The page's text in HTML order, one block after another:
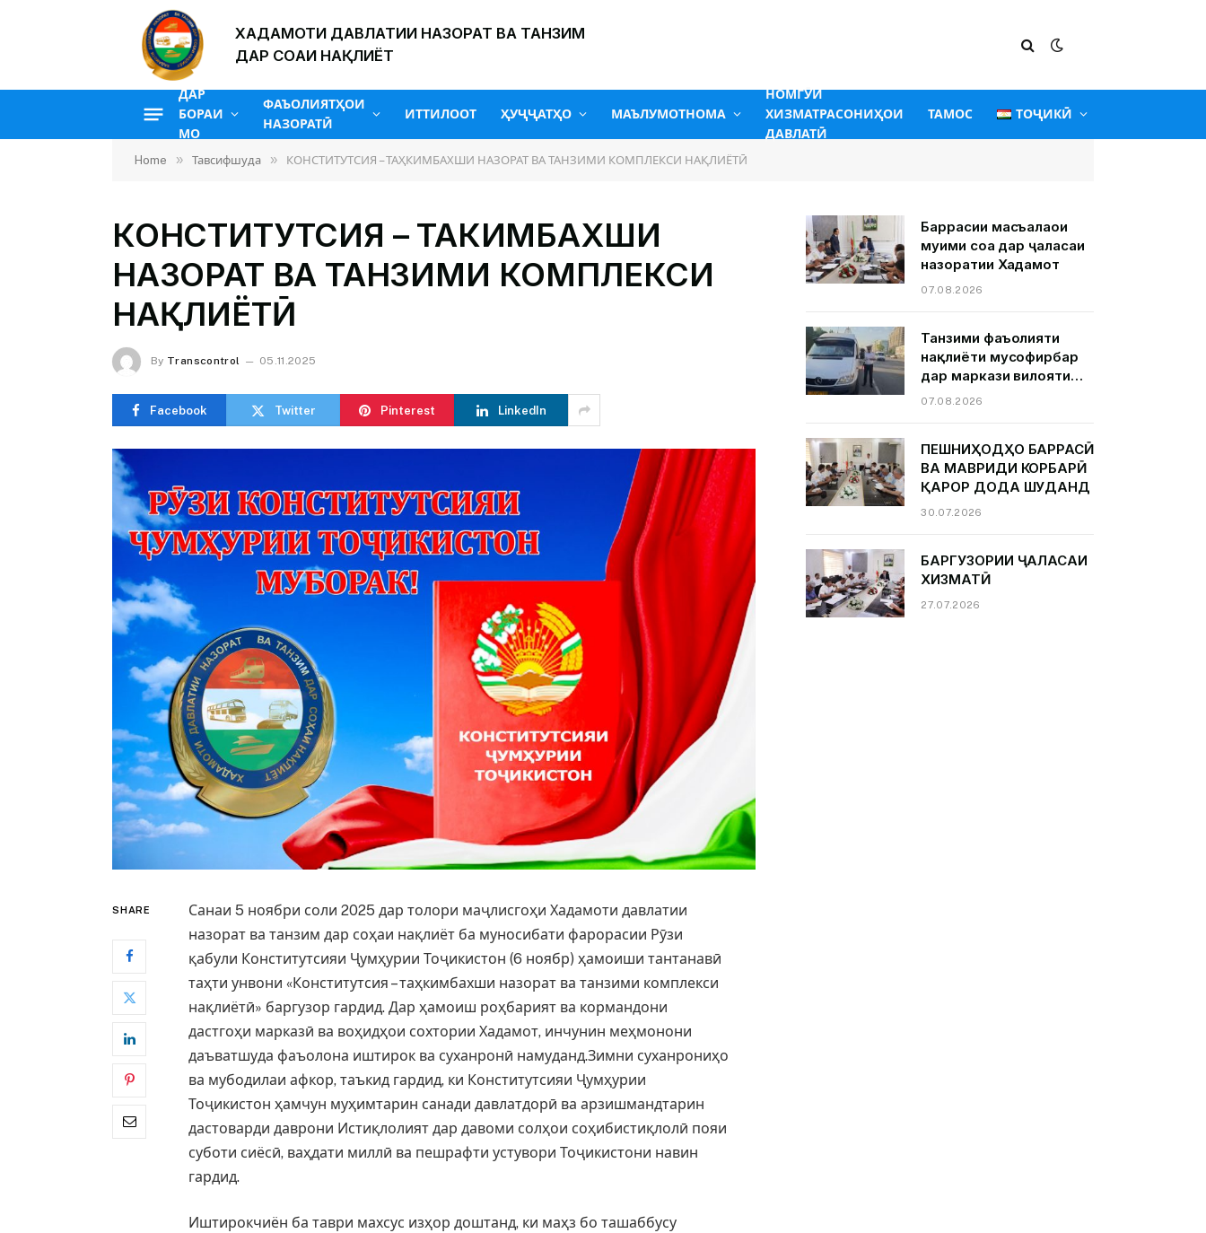
ХАДАМОТИ ДАВЛАТИИ НАЗОРАТ ВА ТАНЗИМ
ДАР СОҲАИ НАҚЛИЁТ
ДАР
БОРАИ
МО
ФАЪОЛИЯТҲОИ
НАЗОРАТӢ
ИТТИЛООТ ҲУҶҶАТҲО МАЪЛУМОТНОМА
НОМГӮИ
ХИЗМАТРАСОНИҲОИ
ДАВЛАТӢ
ТАМОС ТОҶИКӢ
Home » Тавсифшуда » КОНСТИТУТСИЯ – ТАҲКИМБАХШИ НАЗОРАТ ВА ТАНЗИМИ КОМПЛЕКСИ НАҚЛИЁТӢ
КОНСТИТУТСИЯ – ТАҲКИМБАХШИ
НАЗОРАТ ВА ТАНЗИМИ КОМПЛЕКСИ
НАҚЛИЁТӢ
By Transcontrol 05.11.2025
Facebook Twitter Pinterest LinkedIn
SHARE
Санаи 5 ноябри соли 2025 дар толори маҷлисгоҳи Хадамоти давлатии
назорат ва танзим дар соҳаи нақлиёт ба муносибати фарорасии Рӯзи
қабули Конститутсияи Ҷумҳурии Тоҷикистон (6 ноябр) ҳамоиши тантанавӣ
таҳти унвони «Конститутсия – таҳкимбахши назорат ва танзими комплекси
нақлиётӣ» баргузор гардид. Дар ҳамоиш роҳбарият ва кормандони
дастгоҳи марказӣ ва воҳидҳои сохтории Хадамот, инчунин меҳмонони
даъватшуда фаъолона иштирок ва суханронӣ намуданд.Зимни суханрониҳо
ва мубодилаи афкор, таъкид гардид, ки Конститутсияи Ҷумҳурии
Тоҷикистон ҳамчун муҳимтарин санади давлатдорӣ ва арзишмандтарин
дастоварди даврони Истиқлолият дар давоми солҳои соҳибистиқлолӣ пояи
суботи сиёсӣ, ваҳдати миллӣ ва пешрафти устувори Тоҷикистони навин
гардид.
Иштирокчиён ба таври махсус изҳор доштанд, ки маҳз бо ташаббусу
Баррасии масъалаҳои
муҳими соҳа дар ҷаласаи
назоратии Хадамот
07.08.2026
Танзими фаъолияти
нақлиёти мусофирбар
дар маркази вилояти
Суғд шаҳри Хуҷанд.
07.08.2026
ПЕШНИҲОДҲО БАРРАСӢ
ВА МАВРИДИ КОРБАРӢ
ҚАРОР ДОДА ШУДАНД
30.07.2026
БАРГУЗОРИИ ҶАЛАСАИ
ХИЗМАТӢ
27.07.2026